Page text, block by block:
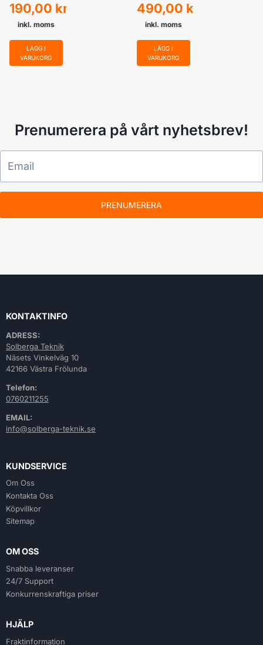
190,00 kr
inkl. moms
LÄGG I
VARUKORG
490,00 kr
inkl. moms
LÄGG I
VARUKORG
Prenumerera på vårt nyhetsbrev!
PRENUMERERA
KONTAKTINFO
ADRESS:
Solberga Teknik
Näsets Vinkelväg 10
42166 Västra Frölunda
Telefon:
0760211255
EMAIL:
info@solberga-teknik.se
KUNDSERVICE
Om Oss
Kontakta Oss
Köpvillkor
Sitemap
OM OSS
Snabba leveranser
24/7 Support
Konkurrenskraftiga priser
HJÄLP
Fraktinformation